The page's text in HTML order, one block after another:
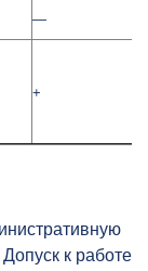
—
+
к работе